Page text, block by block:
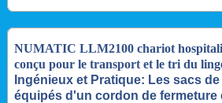
NUMATIC LLM2100 chariot
conçu pour le transport et le tri du
Ingénieux et Pratique: Les sacs
équipés d'un cordon de fermeture